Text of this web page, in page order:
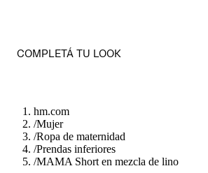
COMPLETÁ TU LOOK
hm.com
/Mujer
/Ropa de maternidad
/Prendas inferiores
/MAMA Short en mezcla de lino